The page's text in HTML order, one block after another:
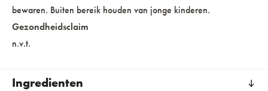
bewaren. Buiten bereik houden van jonge kinderen.
Gezondheidsclaim
n.v.t.
Ingredienten